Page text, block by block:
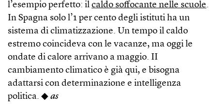
l’esempio perfetto: il caldo soffocante nelle scuole.
In Spagna solo l’1 per cento degli istituti ha un
sistema di climatizzazione. Un tempo il caldo
estremo coincideva con le vacanze, ma oggi le
ondate di calore arrivano a maggio. II
cambiamento climatico è già qui, e bisogna
adattarsi con determinazione e intelligenza
politica. ◆ as